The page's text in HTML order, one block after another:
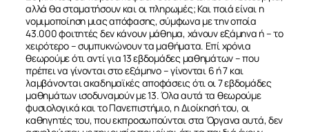
αλλά θα σταματήσουν και οι πληρωμές; Και ποιά είναι η
νομιμοποίηση μιας απόφασης, σύμφωνα με την οποία
43.000 φοιτητές δεν κάνουν μάθημα, χάνουν εξάμηνα ή – το
χειρότερο – συμπυκνώνουν τα μαθήματα. Επί χρόνια
θεωρούμε ότι αντί για 13 εβδομάδες μαθημάτων – που
πρέπει να γίνονται στο εξάμηνο – γίνονται 6 ή 7 και
λαμβάνονται ακαδημαϊκές αποφάσεις ότι οι 7 εβδομάδες
μαθημάτων ισοδυναμούν με 13. Όλα αυτά τα θεωρούμε
φυσιολογικά και το Πανεπιστήμιο, η Διοίκησή του, οι
καθηγητές του, που εκπροσωπούνται στα Όργανα αυτά, δεν